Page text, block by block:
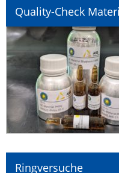
Quality-Check
Ringversuche